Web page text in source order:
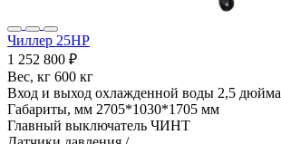
Чиллер 25HP
1 252 800 ₽
Вес, кг 600 кг
Вход и выход охлажденной воды 2,5 дюйма
Габариты, мм 2705*1030*1705 мм
Главный выключатель ЧИНТ